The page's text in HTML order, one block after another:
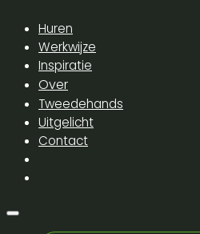
Huren
Werkwijze
Inspiratie
Over
Tweedehands
Uitgelicht
Contact